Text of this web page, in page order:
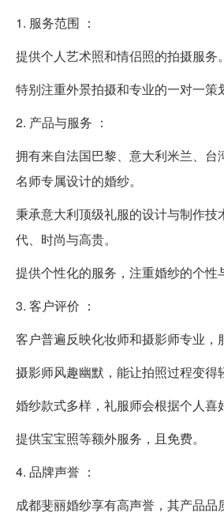
1. 服务范围 ：
提供个人艺术照和情侣照的拍摄服务。
特别注重外景拍摄和专业的一对一策
2. 产品与服务 ：
拥有来自法国巴黎、意大利米兰、台
名师专属设计的婚纱。
秉承意大利顶级礼服的设计与制作技
代、时尚与高贵。
提供个性化的服务，注重婚纱的个性
3. 客户评价 ：
客户普遍反映化妆师和摄影师专业，
摄影师风趣幽默，能让拍照过程变得
婚纱款式多样，礼服师会根据个人喜
提供宝宝照等额外服务，且免费。
4. 品牌声誉 ：
成都斐丽婚纱享有高声誉，其产品品